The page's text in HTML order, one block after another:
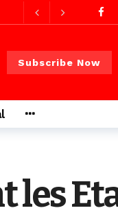
Subscribe Now
les